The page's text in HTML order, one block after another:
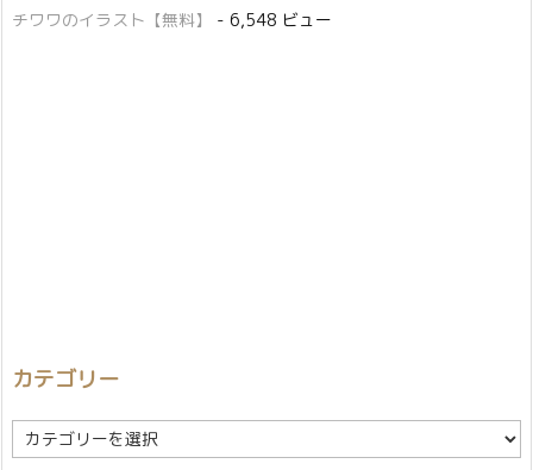
チワワのイラスト【無料】
- 6,548 ビュー
カテゴリー
カ
テ